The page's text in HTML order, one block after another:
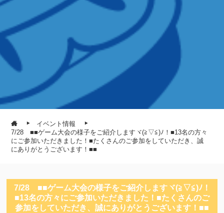
イベント情報
7/28 ■■ゲーム大会の様子をご紹介しますヾ(≧▽≦)ﾉ！■13名の方々
にご参加いただきました！■たくさんのご参加をしていただき、誠
にありがとうございます！■■
7/28 ■■ゲーム大会の様子をご紹介しますヾ(≧▽≦)ﾉ！
■13名の方々にご参加いただきました！■たくさんのご
参加をしていただき、誠にありがとうございます！■■